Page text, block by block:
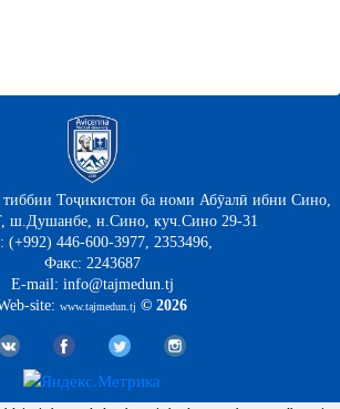
Тоҷикистон ба номи Абӯалӣ ибни Сино,
ш.Душанбе, н.Сино, куч.Сино 29-31
(+992) 446-600-3977, 2353496,
Факс: 2243687
E-mail: info@tajmedun.tj
site: www.tajmedun.tj © 2026